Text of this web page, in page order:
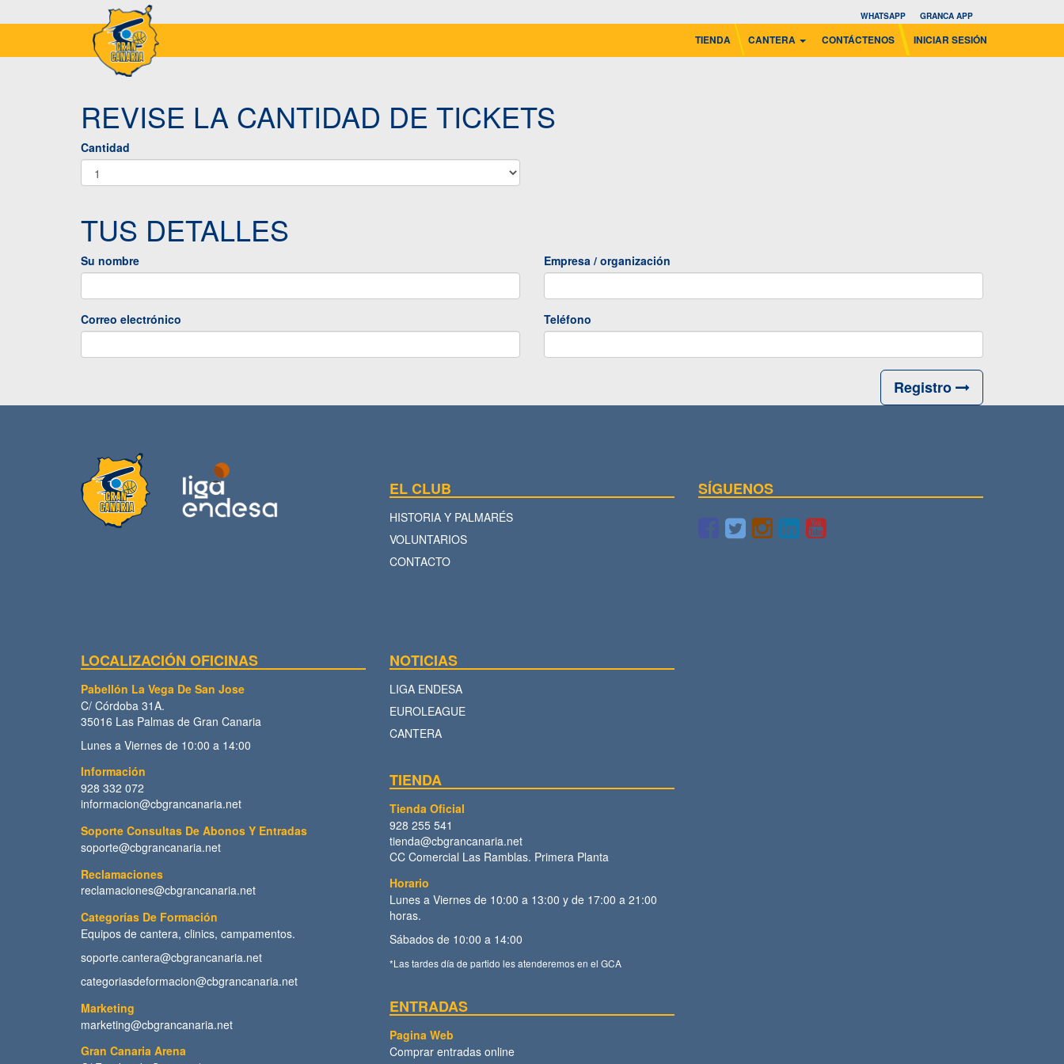
TIENDA CANTERA CONTÁCTENOS INICIAR SESIÓN
WHATSAPP GRANCA APP
REVISE LA CANTIDAD DE TICKETS
Cantidad
TUS DETALLES
Su nombre Empresa / organización
Correo electrónico Teléfono
Registro
EL CLUB
HISTORIA Y PALMARÉS
VOLUNTARIOS
CONTACTO
SÍGUENOS
LOCALIZACIÓN OFICINAS
Pabellón La Vega De San Jose
C/ Córdoba 31A.
35016 Las Palmas de Gran Canaria
Lunes a Viernes de 10:00 a 14:00
Información
928 332 072
informacion@cbgrancanaria.net
Soporte Consultas De Abonos Y Entradas
soporte@cbgrancanaria.net
Reclamaciones
reclamaciones@cbgrancanaria.net
Categorías De Formación
Equipos de cantera, clinics, campamentos.
soporte.cantera@cbgrancanaria.net
categoriasdeformacion@cbgrancanaria.net
Marketing
marketing@cbgrancanaria.net
Gran Canaria Arena
NOTICIAS
LIGA ENDESA
EUROLEAGUE
CANTERA
TIENDA
Tienda Oficial
928 255 541
tienda@cbgrancanaria.net
CC Comercial Las Ramblas. Primera Planta
Horario
Lunes a Viernes de 10:00 a 13:00 y de 17:00 a 21:00
horas.
Sábados de 10:00 a 14:00
*Las tardes día de partido les atenderemos en el GCA
ENTRADAS
Pagina Web
Comprar entradas online